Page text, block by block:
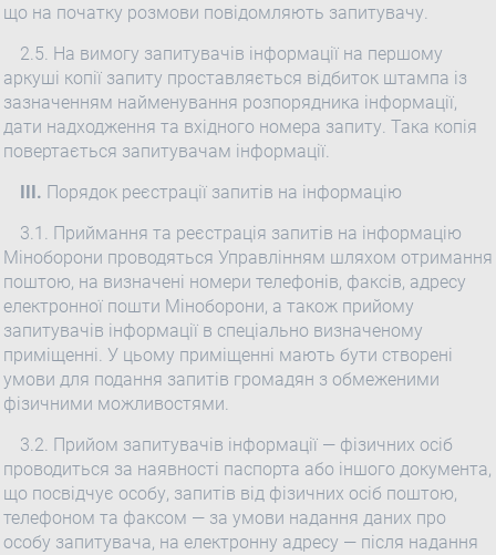
що на початку розмови повідомляють запитувачу.
2.5. На вимогу запитувачів інформації на першому
аркуші копії запиту проставляється відбиток штампа із
зазначенням найменування розпорядника інформації,
дати надходження та вхідного номера запиту. Така копія
повертається запитувачам інформації.
III. Порядок реєстрації запитів на інформацію
3.1. Приймання та реєстрація запитів на інформацію
Міноборони проводяться Управлінням шляхом отримання
поштою, на визначені номери телефонів, факсів, адресу
електронної пошти Міноборони, а також прийому
запитувачів інформації в спеціально визначеному
приміщенні. У цьому приміщенні мають бути створені
умови для подання запитів громадян з обмеженими
фізичними можливостями.
3.2. Прийом запитувачів інформації — фізичних осіб
проводиться за наявності паспорта або іншого документа,
що посвідчує особу, запитів від фізичних осіб поштою,
телефоном та факсом — за умови надання даних про
особу запитувача, на електронну адресу — після надання